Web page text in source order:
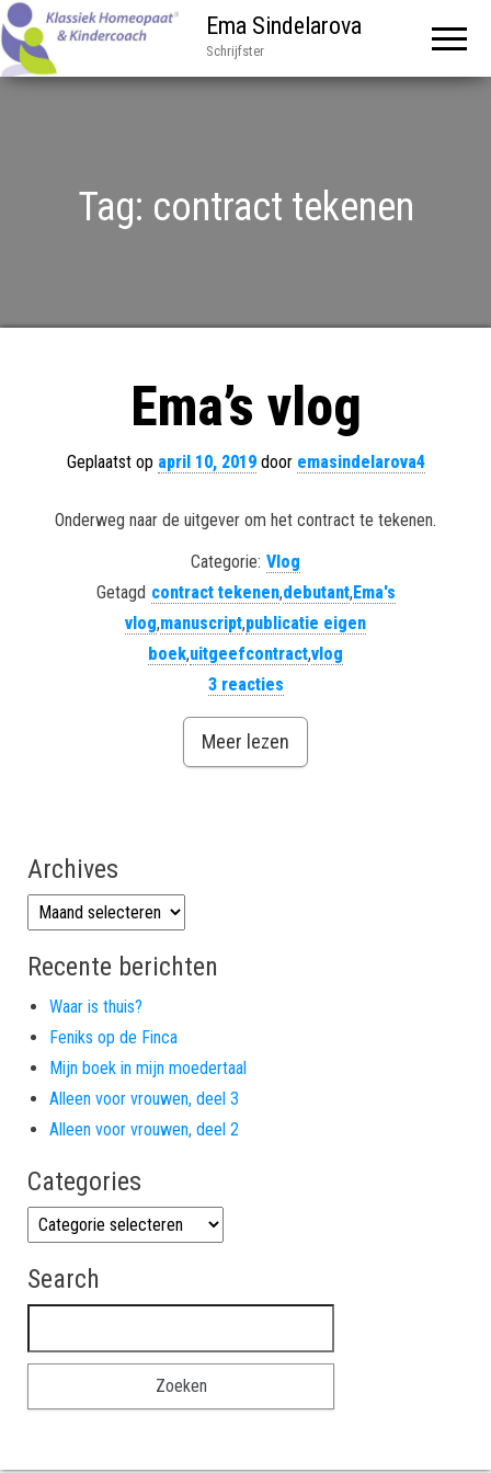
Ema Sindelarova
Schrijfster
Tag: contract tekenen
Ema’s vlog
Geplaatst op april 10, 2019door emasindelarova4
Onderweg naar de uitgever om het contract te tekenen.
Categorie: Vlog
Getagd contract tekenen,debutant,Ema's
vlog,manuscript,publicatie eigen
boek,uitgeefcontract,vlog
3 reacties
Meer lezen
Archives
Archives
Recente berichten
Waar is thuis?
Feniks op de Finca
Mijn boek in mijn moedertaal
Alleen voor vrouwen, deel 3
Alleen voor vrouwen, deel 2
Categories
Categories
Search